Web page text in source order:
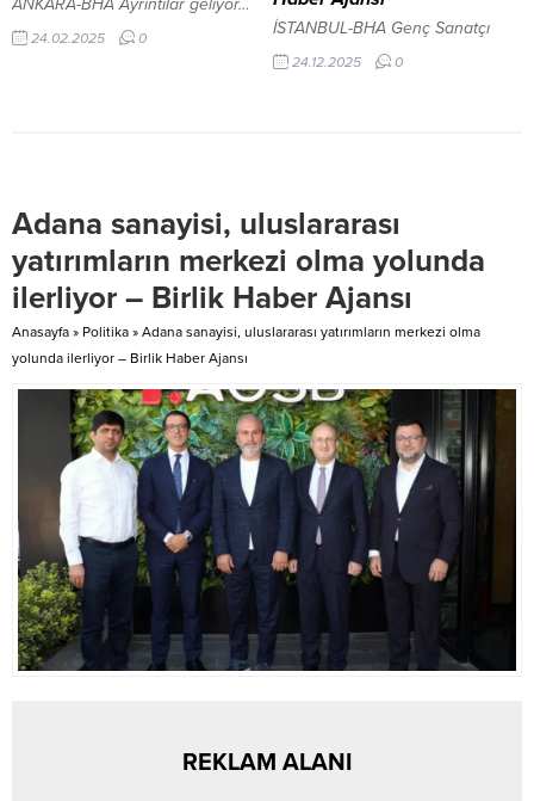
bulundu. Toplantıya yoğun ilgi...
ANKARA-BHA Ayrıntılar geliyor…
24.02.2025 0
İSTANBUL-BHA Genç Sanatçı
Ömer Buğra Başıbüyük,
Türkiye’ye büyük gurur yaşattı
tarihi Mabeyn Yolu, restorasyon
odaklanan bir galeri olarak
düzenlenerek ziyarete açıldı.
Uzun yıllar kullanılmayan ve
kapalı kalan koridor, yapılan
24.12.2025 0
Adana sanayisi, uluslararası
yatırımların merkezi olma yolunda
ilerliyor – Birlik Haber Ajansı
Anasayfa » Politika » Adana sanayisi, uluslararası yatırımların merkezi olma
yolunda ilerliyor – Birlik Haber Ajansı
REKLAM ALANI